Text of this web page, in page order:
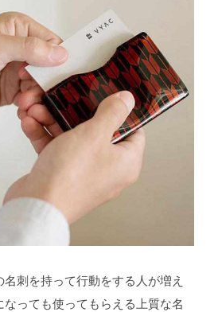
刺を持って行動をする人が増え
っても使ってもらえる上質な名